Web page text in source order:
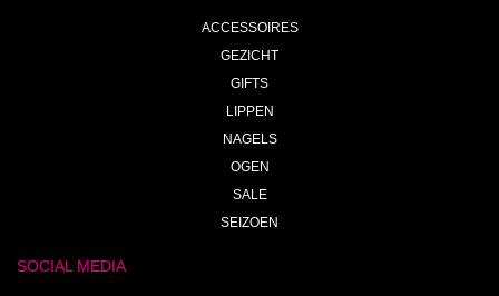
ACCESSOIRES
GEZICHT
GIFTS
LIPPEN
NAGELS
OGEN
SALE
SEIZOEN
SOCIAL MEDIA